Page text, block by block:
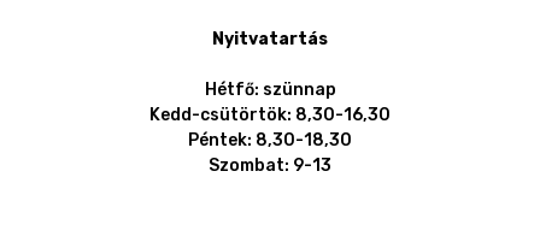
Nyitvatartás
Hétfő: szünnap
Kedd-csütörtök: 8,30-16,30
Péntek: 8,30-18,30
Szombat: 9-13